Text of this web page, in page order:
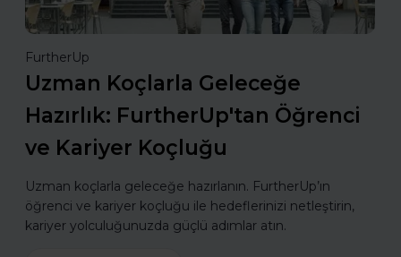
FurtherUp
Uzman Koçlarla Geleceğe
Hazırlık: FurtherUp'tan Öğrenci
ve Kariyer Koçluğu
Uzman koçlarla geleceğe hazırlanın. FurtherUp’ın
öğrenci ve kariyer koçluğu ile hedeflerinizi netleştirin,
kariyer yolculuğunuzda güçlü adımlar atın.